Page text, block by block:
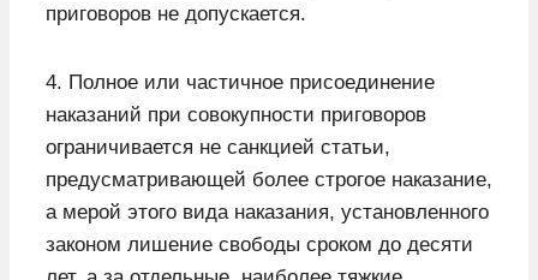
приговоров не допускается.
4. Полное или частичное присоединение
наказаний при совокупности приговоров
ограничивается не санкцией статьи,
предусматривающей более строгое наказание,
а мерой этого вида наказания, установленного
законом лишение свободы сроком до десяти